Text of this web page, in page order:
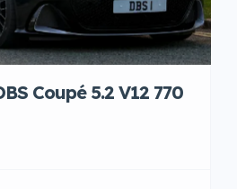
Coupé 5.2 V12 770